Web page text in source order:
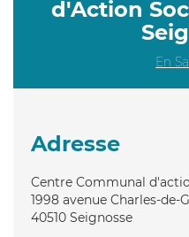
d'Action
En
Adresse
Centre Communal
1998 avenue Charles-de-
40510 Seignosse